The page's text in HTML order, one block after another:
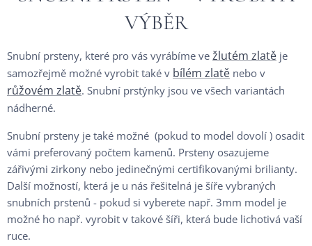
VÝBĚR
Snubní prsteny, které pro vás vyrábíme ve žlutém zlatě je
samozřejmě možné vyrobit také v bílém zlatě nebo v
růžovém zlatě. Snubní prstýnky jsou ve všech variantách
nádherné.
Snubní prsteny je také možné (pokud to model dovolí ) osadit
vámi preferovaný počtem kamenů. Prsteny osazujeme
zářivými zirkony nebo jedinečnými certifikovanými brilianty.
Další možností, která je u nás řešitelná je šíře vybraných
snubních prstenů - pokud si vyberete např. 3mm model je
možné ho např. vyrobit v takové šíři, která bude lichotivá vaší
ruce.